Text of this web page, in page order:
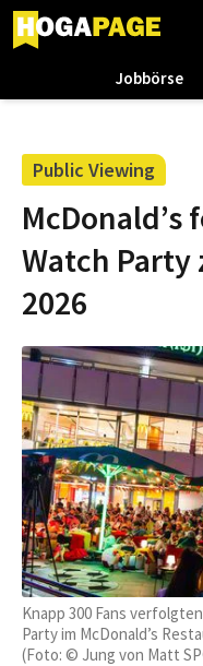
Jobbörse
Public Viewing
Watch Party
2026
Knapp 300 Fans
Party im McDonald’s
(Foto: © Jung von Matt